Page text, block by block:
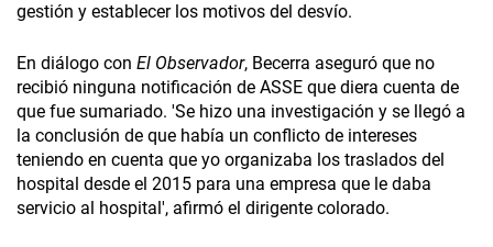
gestión y establecer los motivos del desvío.
En diálogo con El Observador, Becerra aseguró que no
recibió ninguna notificación de ASSE que diera cuenta de
que fue sumariado. 'Se hizo una investigación y se llegó a
la conclusión de que había un conflicto de intereses
teniendo en cuenta que yo organizaba los traslados del
hospital desde el 2015 para una empresa que le daba
servicio al hospital', afirmó el dirigente colorado.